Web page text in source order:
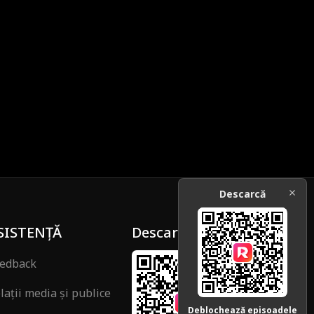
media și publice
Descarcă
Descarcă
Deblochează episoadele